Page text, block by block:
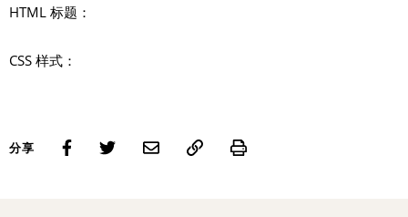
HTML 标题：
CSS 样式：
分享 Print